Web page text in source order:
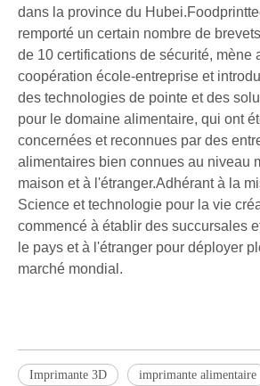
dans la province du
remporté un certain nombre de
de 10 certifications de sécurité, mène
coopération école-entreprise et
des technologies de pointe et des
pour le domaine alimentaire, qui ont
concernées et reconnues par des
alimentaires bien connues au niveau
maison et à l'étranger.Adhérant à la
Science et technologie pour la vie
commencé à établir des succursales
le pays et à l'étranger pour déployer
marché mondial.
Imprimante 3D imprimante alimentaire